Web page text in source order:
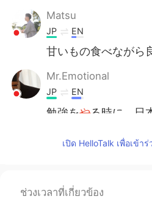
Matsu
JP EN
甘いもの食べながら
Mr.Emotional
JP EN
勉強をやる時に、日
源であることがわか
あることがわかりま
เปิด HelloTalk เพื่อเข้า
ช่วงเวลาที่เกี่ยวข้อง